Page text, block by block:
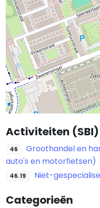
Activiteiten (SBI)
46
Groothandel en
auto's en motorfietsen)
46.19 Niet-
Categorieën